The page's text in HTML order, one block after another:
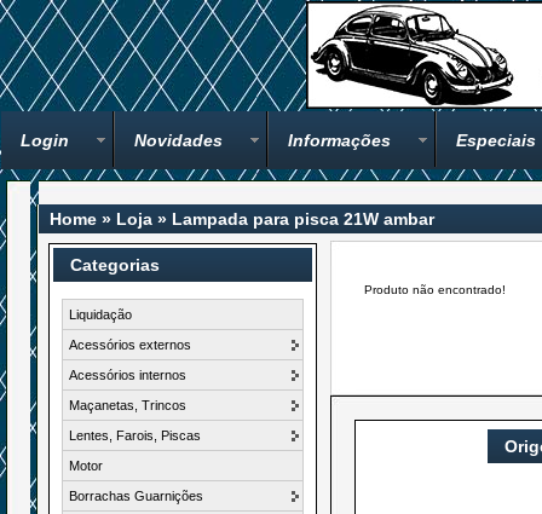
Login Novidades Informações Especiais
Home » Loja » Lampada para pisca 21W ambar
Categorias
Liquidação
Acessórios externos
Acessórios internos
Maçanetas, Trincos
Lentes, Farois, Piscas
Motor
Borrachas Guarnições
Produto não encontrado!